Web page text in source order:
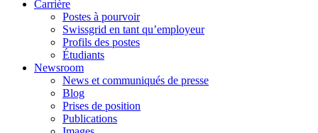
Carrière
Postes à pourvoir
Swissgrid en tant qu’employeur
Profils des postes
Étudiants
Newsroom
News et communiqués de presse
Blog
Prises de position
Publications